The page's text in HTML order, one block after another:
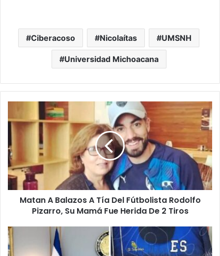
Ciberacoso Nicolaítas UMSNH
Universidad Michoacana
Balazos
Tía
Del
Fútbolista
Rodolfo
Pizarro,
Herida
De
2
Matan A Balazos A Tía Del Fútbolista Rodolfo
Pizarro, Su Mamá Fue Herida De 2 Tiros
Quieren
Aplicar
Medidas